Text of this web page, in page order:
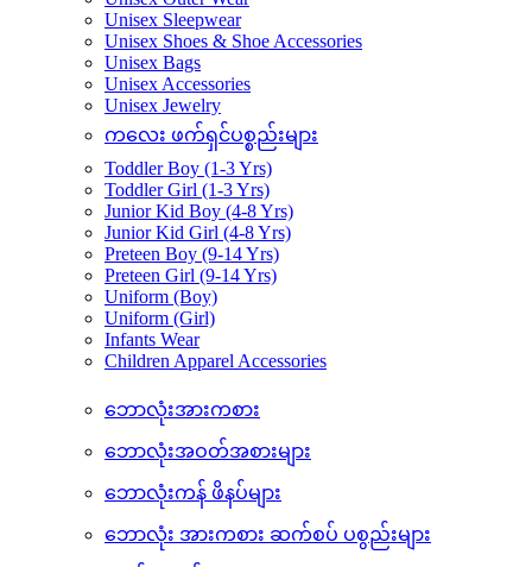
အမျိုးသား၊ အမျိုးသမီးဝတ် ဖက်ရှင်ပစ္စည်းများ
Unisex Tops
Unisex Bottoms
Unisex Outer Wear
Unisex Sleepwear
Unisex Shoes & Shoe Accessories
Unisex Bags
Unisex Accessories
Unisex Jewelry
ကလေး ဖက်ရှင်ပစ္စည်းများ
Toddler Boy (1-3 Yrs)
Toddler Girl (1-3 Yrs)
Junior Kid Boy (4-8 Yrs)
Junior Kid Girl (4-8 Yrs)
Preteen Boy (9-14 Yrs)
Preteen Girl (9-14 Yrs)
Uniform (Girl)
Infants Wear
Children Apparel Accessories
ဘောလုံးအားကစား
ဘောလုံးအဝတ်အစားများ